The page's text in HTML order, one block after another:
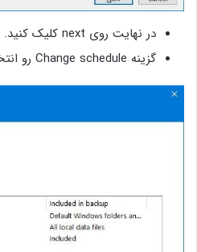
در نهایت روی next کلیک کنید.
گزینه‌ Change schedule رو انتخاب کنید.